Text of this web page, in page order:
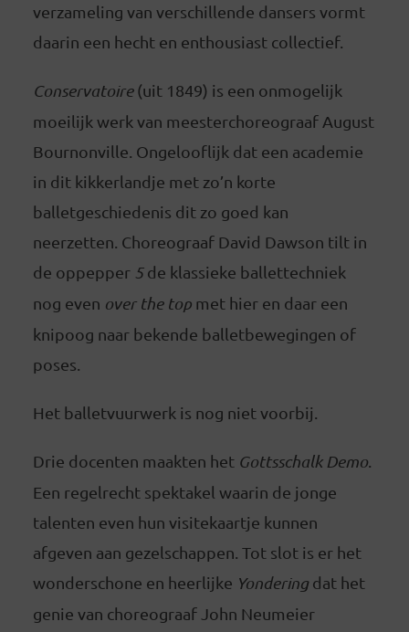
verzameling van verschillende dansers vormt
daarin een hecht en enthousiast collectief.
Conservatoire(uit 1849) is een onmogelijk
moeilijk werk van meesterchoreograaf August
Bournonville. Ongelooflijk dat een academie
in dit kikkerlandje met zo’n korte
balletgeschiedenis dit zo goed kan
neerzetten. Choreograaf David Dawson tilt in
de oppepper 5de klassieke ballettechniek
nog even over the topmet hier en daar een
knipoog naar bekende balletbewegingen of
poses.
Het balletvuurwerk is nog niet voorbij.
Drie docenten maakten het Gottsschalk Demo.
Een regelrecht spektakel waarin de jonge
talenten even hun visitekaartje kunnen
afgeven aan gezelschappen. Tot slot is er het
wonderschone en heerlijke Yonderingdat het
genie van choreograaf John Neumeier